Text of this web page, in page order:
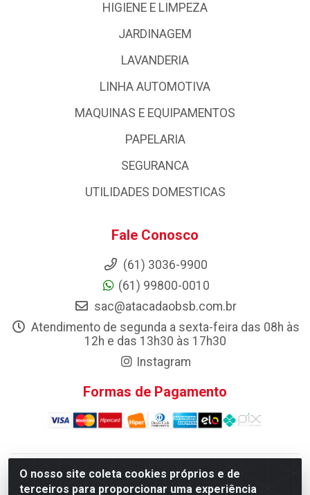
O nosso site coleta cookies próprios e de
terceiros para proporcionar uma experiência
HIGIENE E LIMPEZA
JARDINAGEM
LAVANDERIA
LINHA AUTOMOTIVA
MAQUINAS E EQUIPAMENTOS
PAPELARIA
SEGURANCA
UTILIDADES DOMESTICAS
Fale Conosco
(61) 3036-9900
(61) 99800-0010
sac@atacadaobsb.com.br
Atendimento de segunda a sexta-feira das 08h às
12h e das 13h30 às 17h30
Instagram
Formas de Pagamento
Atacadao da Limpeza F. Pereira Queiroz Comercio e
Distribuicao LTDA - Quadra Qi 10 Lotes 39 e, 41 - Setor